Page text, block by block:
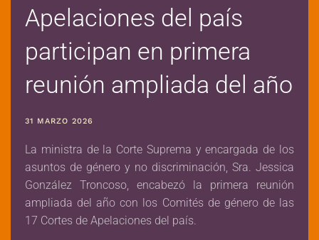
Apelaciones del país
participan en primera
reunión ampliada del año
31 MARZO 2026
La ministra de la Corte Suprema y encargada de los
asuntos de género y no discriminación, Sra. Jessica
González Troncoso, encabezó la primera reunión
ampliada del año con los Comités de género de las
17 Cortes de Apelaciones del país.